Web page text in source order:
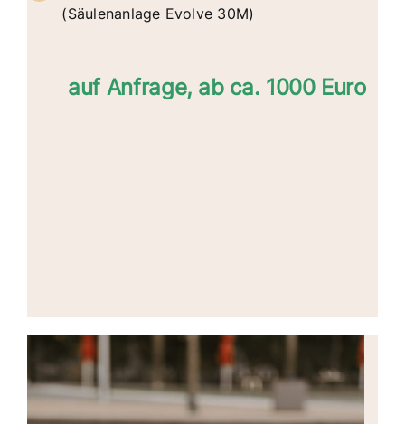
(Säulenanlage Evolve 30M)
auf Anfrage, ab ca. 1000 Euro